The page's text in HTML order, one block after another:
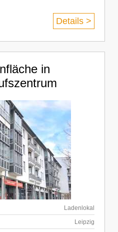
Details >
in
Ladenlokal
Leipzig